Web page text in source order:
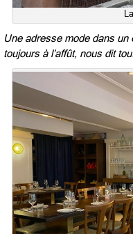
Une adresse mode dans un
toujours à l’affût, nous dit